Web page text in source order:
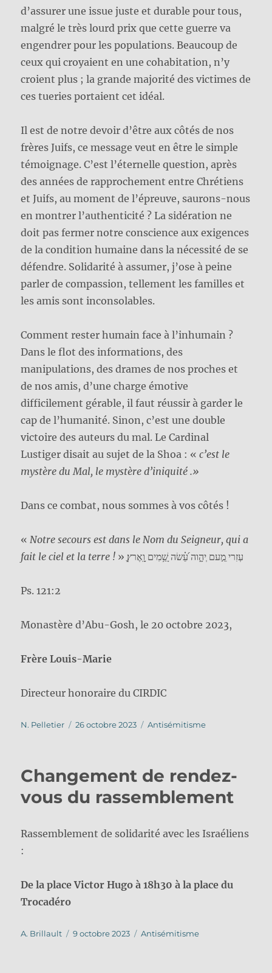
d’assurer une issue juste et durable pour tous,
malgré le très lourd prix que cette guerre va
engendrer pour les populations. Beaucoup de
ceux qui croyaient en une cohabitation, n’y
croient plus ; la grande majorité des victimes de
ces tueries portaient cet idéal.
Il est de notre devoir d’être aux côtés de nos
frères Juifs, ce message veut en être le simple
témoignage. C’est l’éternelle question, après
des années de rapprochement entre Chrétiens
et Juifs, au moment de l’épreuve, saurons-nous
en montrer l’authenticité ? La sidération ne
doit pas fermer notre conscience aux exigences
de la condition humaine dans la nécessité de se
défendre. Solidarité à assumer, j’ose à peine
parler de compassion, tellement les familles et
les amis sont inconsolables.
Comment rester humain face à l’inhumain ?
Dans le flot des informations, des
manipulations, des drames de nos proches et
de nos amis, d’une charge émotive
difficilement gérable, il faut réussir à garder le
cap de l’humanité. Sinon, c’est une double
victoire des auteurs du mal. Le Cardinal
Lustiger disait au sujet de la Shoa : «c’est le
mystère du Mal, le mystère d’iniquité .»
Dans ce combat, nous sommes à vos côtés !
« Notre secours est dans le Nom du Seigneur, qui a
fait le ciel et la terre !
» ֶ֭עְזִרי ֵמִ֣עם ְיהָ֑וה ֹ֜עֵ֗שׂה ָשַׁ֥מִים ָוָֽאֶרץ׃
Ps. 121:2
Monastère d’Abu-Gosh, le 20 octobre 2023,
Frère Louis-Marie
Directeur honoraire du CIRDIC
Auteur
N. Pelletier
Publié
26 octobre 2023 Catégories
Antisémitisme
Changement de rendez-
vous du rassemblement
Rassemblement de solidarité avec les Israéliens
:
De la place Victor Hugo à 18h30 à la place du
Trocadéro
Auteur
A. Brillault
Publié
9 octobre 2023 Catégories
Antisémitisme